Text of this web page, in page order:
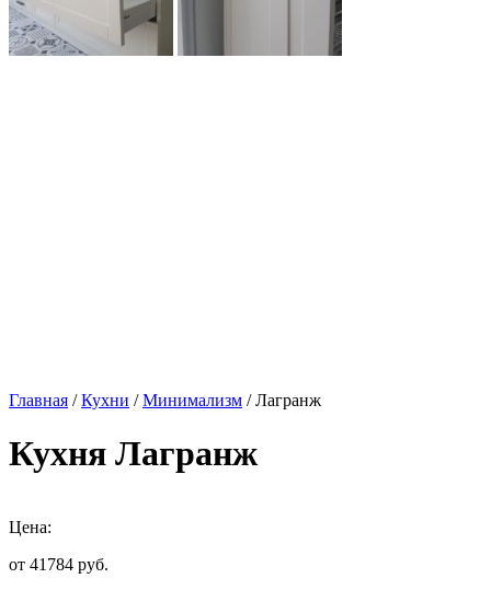
Главная /Кухни /Минимализм / Лагранж
Кухня Лагранж
Цена:
от 41784 руб.